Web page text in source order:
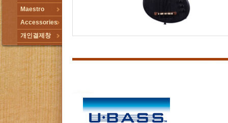
Maestro
Accessories
개인결제창